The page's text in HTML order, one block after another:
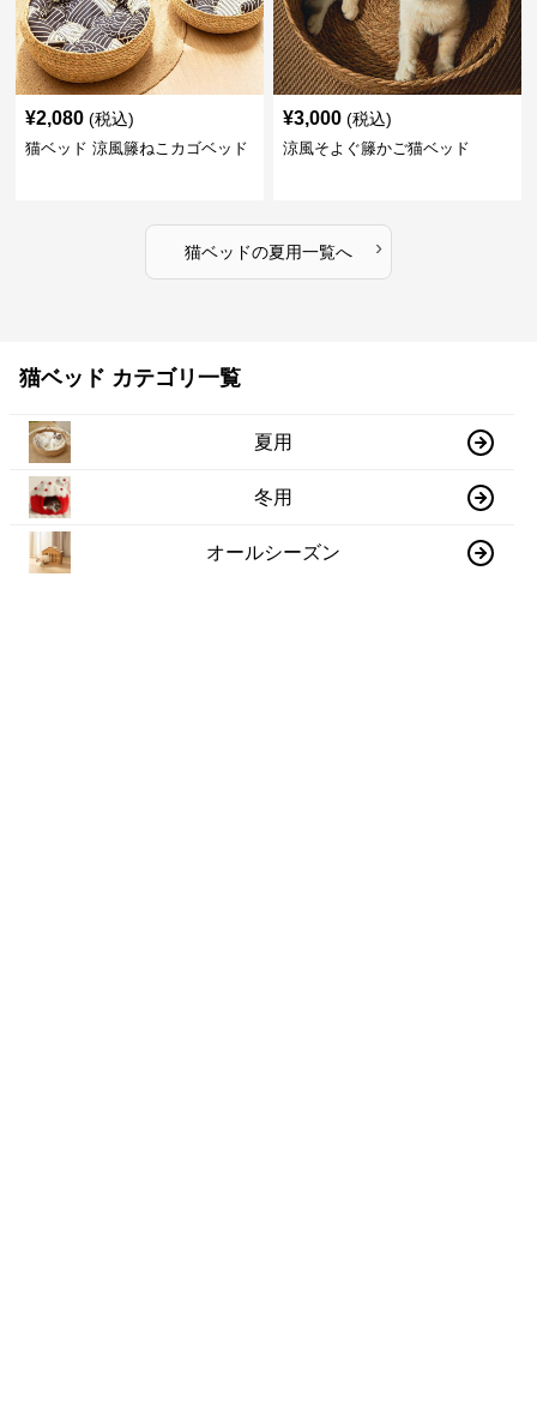
¥2,080 (税込)
猫ベッド 涼風籐ねこカゴベッド
¥3,000 (税込)
涼風そよぐ籐かご猫ベッド
猫ベッドの夏用一覧へ ›
猫ベッド カテゴリ一覧
夏用
冬用
オールシーズン